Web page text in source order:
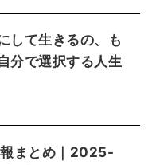
して生きるの、も
分で選択する人生
まとめ｜2025-